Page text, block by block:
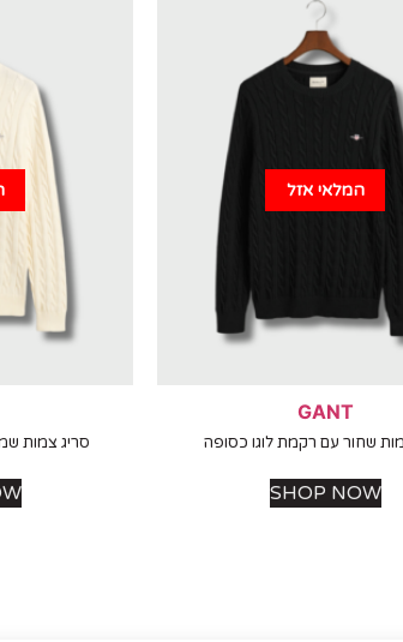
המלאי אזל
GANT
שחור עם רקמת לוגו כסופה
SHOP NOW
סריג צמות